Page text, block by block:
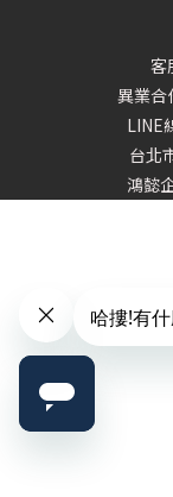
客
異業
LINE
台北
鴻懿